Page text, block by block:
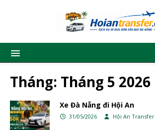
Tháng: Tháng 5 2026
Xe Đà Nẵng đi Hội An
31/05/2026 Hội An Transfer